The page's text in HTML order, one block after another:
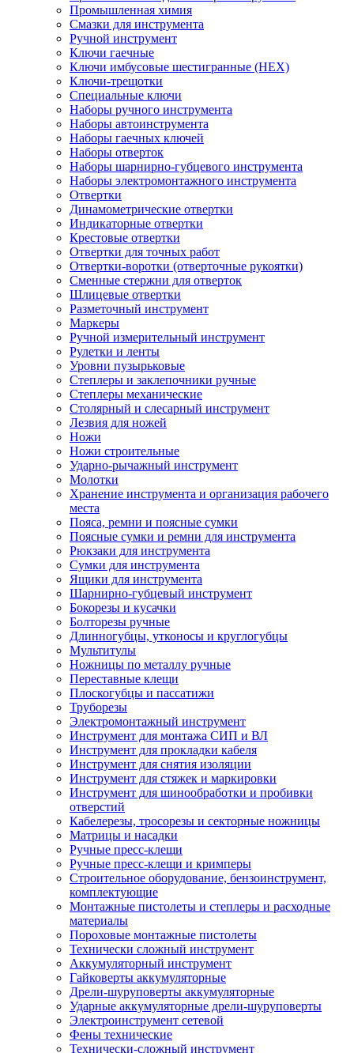
Промышленная химия
Смазки для инструмента
Ручной инструмент
Ключи гаечные
Ключи имбусовые шестигранные (HEX)
Ключи-трещотки
Специальные ключи
Наборы ручного инструмента
Наборы автоинструмента
Наборы гаечных ключей
Наборы отверток
Наборы шарнирно-губцевого инструмента
Наборы электромонтажного инструмента
Отвертки
Динамометрические отвертки
Индикаторные отвертки
Крестовые отвертки
Отвертки для точных работ
Отвертки-воротки (отверточные рукоятки)
Сменные стержни для отверток
Шлицевые отвертки
Разметочный инструмент
Маркеры
Ручной измерительный инструмент
Рулетки и ленты
Уровни пузырьковые
Степлеры и заклепочники ручные
Степлеры механические
Столярный и слесарный инструмент
Лезвия для ножей
Ножи
Ножи строительные
Ударно-рычажный инструмент
Молотки
Хранение инструмента и организация рабочего
места
Пояса, ремни и поясные сумки
Поясные сумки и ремни для инструмента
Рюкзаки для инструмента
Сумки для инструмента
Ящики для инструмента
Шарнирно-губцевый инструмент
Бокорезы и кусачки
Болторезы ручные
Длинногубцы, утконосы и круглогубцы
Мультитулы
Ножницы по металлу ручные
Переставные клещи
Плоскогубцы и пассатижи
Труборезы
Электромонтажный инструмент
Инструмент для монтажа СИП и ВЛ
Инструмент для прокладки кабеля
Инструмент для снятия изоляции
Инструмент для стяжек и маркировки
Инструмент для шинообработки и пробивки
отверстий
Кабелерезы, тросорезы и секторные ножницы
Матрицы и насадки
Ручные пресс-клещи
Ручные пресс-клещи и кримперы
Строительное оборудование, бензоинструмент,
комплектующие
Монтажные пистолеты и степлеры и расходные
материалы
Пороховые монтажные пистолеты
Технически сложный инструмент
Аккумуляторный инструмент
Гайковерты аккумуляторные
Дрели-шуруповерты аккумуляторные
Ударные аккумуляторные дрели-шуруповерты
Электроинструмент сетевой
Фены технические
Технически-сложный инструмент